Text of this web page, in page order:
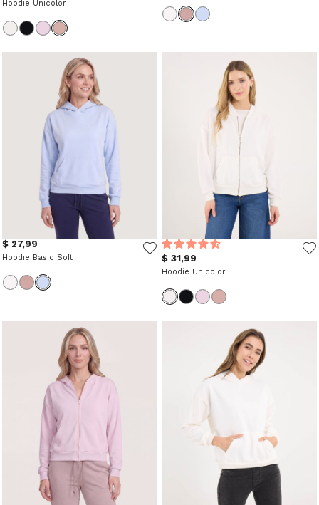
Hoodie Unicolor
$ 27,99
Hoodie Basic Soft $ 31,99
Hoodie Unicolor